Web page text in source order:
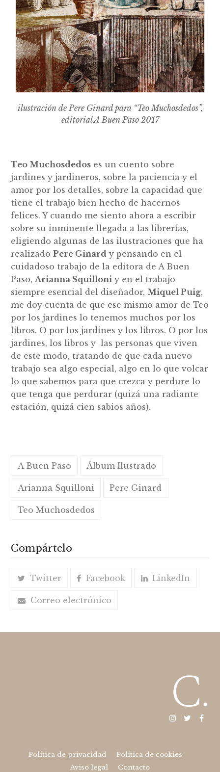
ilustración de Pere Ginard para “Teo Muchosdedos”,
editorial A Buen Paso 2017
Teo Muchosdedos es un cuento sobre
jardines y jardineros, sobre la paciencia y el
amor por los detalles, sobre la capacidad que
tiene el trabajo bien hecho de hacernos
felices. Y cuando me siento ahora a escribir
sobre su inminente llegada a las librerías,
eligiendo algunas de las ilustraciones que ha
realizadoPere Ginard y pensando en el
cuidadoso trabajo de la editora de A Buen
Paso,Arianna Squilloni y en el trabajo
siempre esencial del diseñador, Miquel Puig,
me doy cuenta de que ese mismo amor de Teo
por los jardines lo tenemos muchos por los
libros. O por los jardines y los libros. O por los
jardines, los libros y las personas que viven
de este modo, tratando de que cada nuevo
trabajo sea algo especial, algo en lo que volcar
lo que sabemos para que crezca y perdure lo
que tenga que perdurar (quizá una radiante
estación, quizá cien sabios años).
A Buen Paso Álbum Ilustrado
Arianna Squilloni Pere Ginard
Teo Muchosdedos
Compártelo
Twitter Facebook LinkedIn
Correo electrónico
Instagram
Twitter
Política de privacidad
Política de cookies
Aviso legal
Contacto